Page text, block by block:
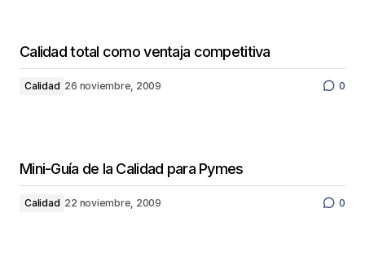
Calidad total como ventaja competitiva
Calidad 26 noviembre, 2009 0
Mini-Guía de la Calidad para Pymes
Calidad 22 noviembre, 2009 0